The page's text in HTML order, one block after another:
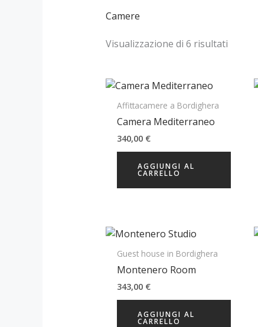
Camere
Visualizzazione di 6 risultati
Affittacamere a Bordighera
Camera Mediterraneo
340,00 €
AGGIUNGI AL
CARRELLO
Guest house in Bordighera
Montenero Room
343,00 €
AGGIUNGI AL
CARRELLO